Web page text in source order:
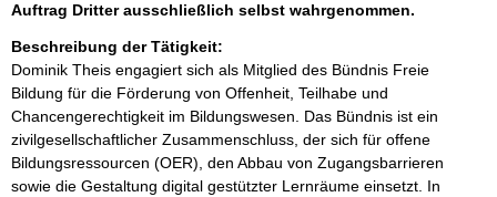
Auftrag Dritter ausschließlich selbst wahrgenommen.
Beschreibung der Tätigkeit:
Dominik Theis engagiert sich als Mitglied des Bündnis Freie
Bildung für die Förderung von Offenheit, Teilhabe und
Chancengerechtigkeit im Bildungswesen. Das Bündnis ist ein
zivilgesellschaftlicher Zusammenschluss, der sich für offene
Bildungsressourcen (OER), den Abbau von Zugangsbarrieren
sowie die Gestaltung digital gestützter Lernräume einsetzt. In